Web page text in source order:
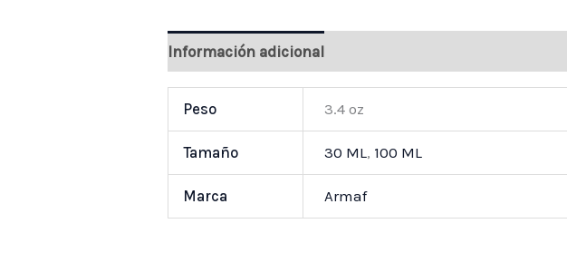
Información adicional
Peso 3.4 oz
Tamaño 30 ML, 100 ML
Marca Armaf